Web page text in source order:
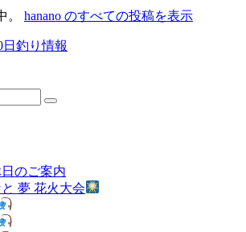
。 hanano のすべての投稿を表示
カ
釣り情報
検
のご案内
夢 花火大会